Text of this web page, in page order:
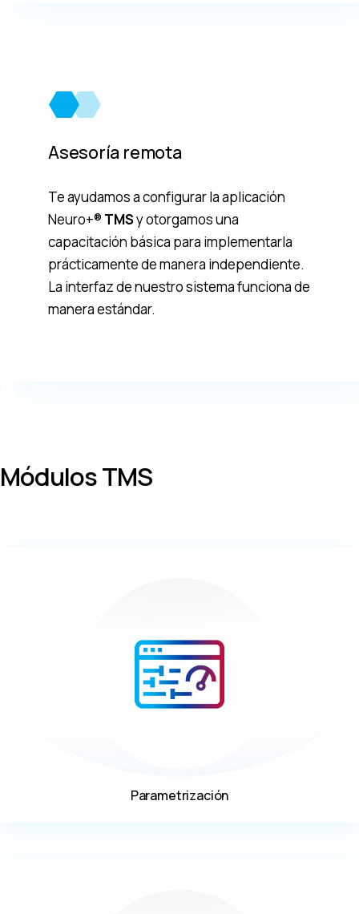
Asesoría remota
Te ayudamos a configurar la aplicación
Neuro+® TMSy otorgamos una
capacitación básica para implementarla
prácticamente de manera independiente.
La interfaz de nuestro sistema funciona de
manera estándar.
Módulos TMS
Parametrización